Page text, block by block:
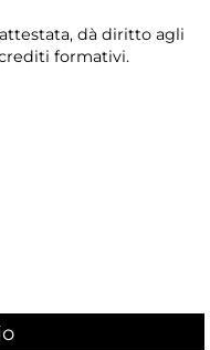
dà diritto agli
formativi.